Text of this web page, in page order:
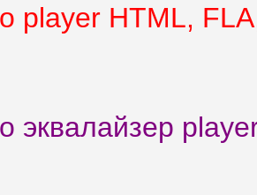
player HTML,
эквалайзер